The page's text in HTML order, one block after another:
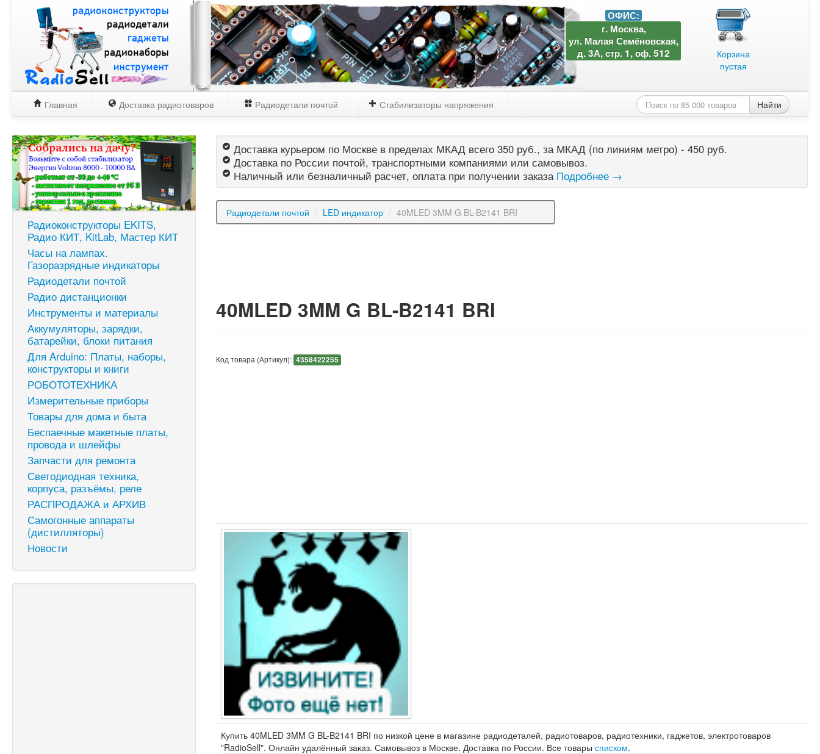
Корзина
пустая
ОФИС:
г. Москва,
ул. Малая Семёновская,
д. 3А, стр. 1, оф. 512
Главная Доставка радиотоваров Радиодетали почтой Стабилизаторы напряжения Найти
Радиоконструкторы EKITS,
Радио КИТ, KitLab, Мастер КИТ
Часы на лампах.
Газоразрядные индикаторы
Радиодетали почтой
Радио дистанционки
Инструменты и материалы
Аккумуляторы, зарядки,
батарейки, блоки питания
Для Arduino: Платы, наборы,
конструкторы и книги
РОБОТОТЕХНИКА
Измерительные приборы
Товары для дома и быта
Беспаечные макетные платы,
провода и шлейфы
Запчасти для ремонта
Светодиодная техника,
корпуса, разъёмы, реле
РАСПРОДАЖА и АРХИВ
Самогонные аппараты
(дистилляторы)
Новости
Доставка курьером по Москве в пределах МКАД всего 350 руб., за МКАД (по линиям метро) - 450 руб.
Доставка по России почтой, транспортными компаниями или самовывоз.
Наличный или безналичный расчет, оплата при получении заказа Подробнее →
Радиодетали почтой / LED индикатор / 40MLED 3MM G BL-B2141 BRI
40MLED 3MM G BL-B2141 BRI
Код товара (Артикул): 4358422255
Купить 40MLED 3MM G BL-B2141 BRI по низкой цене в магазине радиодеталей, радиотоваров, радиотехники, гаджетов, электротоваров
"RadioSell". Онлайн удалённый заказ. Самовывоз в Москве. Доставка по России. Все товарысписком.